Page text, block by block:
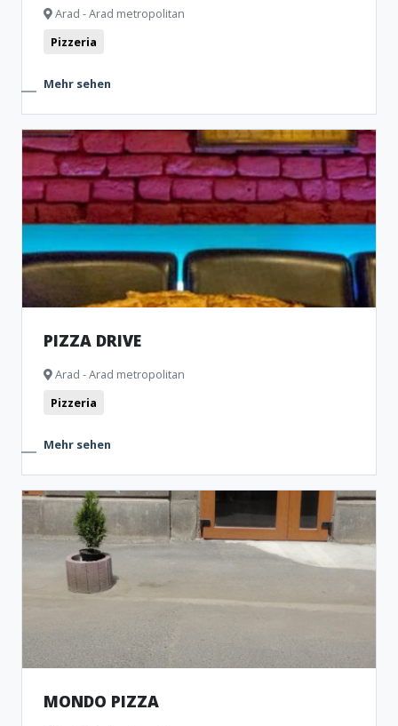
Arad - Arad metropolitan
Pizzeria
Mehr sehen
PIZZA DRIVE
Arad - Arad metropolitan
Pizzeria
Mehr sehen
MONDO PIZZA